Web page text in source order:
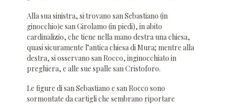
Alla sua sinistra, si trovano san Sebastiano (in
ginocchio)e san Girolamo (in piedi), in abito
cardinalizio, che tiene nella mano destra una chiesa,
quasi sicuramente l’antica chiesa di Mura; mentre alla
destra, si osservano san Rocco, inginocchiato in
preghiera, e alle sue spalle san Cristoforo.
Le figure di san Sebastiano e san Rocco sono
sormontate da cartigli che sembrano riportare